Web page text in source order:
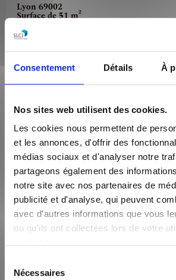
Consentement Détails À
Nos sites web utilisent des cookies.
Les cookies nous permettent de
et les annonces, d'offrir des
médias sociaux et d'analyser notre
partageons également des
notre site avec nos partenaires de
publicité et d'analyse, qui peuvent
avec d'autres informations que vous
ou qu'ils ont collectées lors de votre
Nécessaires
Lyon 69002
Surface de 51 m²
au 5ème étage avec ascenseur, découvrez